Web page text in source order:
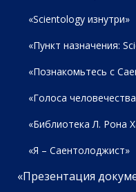
«Scientology изнутри»
«Пункт назначения:
«Познакомьтесь с
«Голоса
«Библиотека Л. Рона
«Я – Саентолоджист»
«Презентация